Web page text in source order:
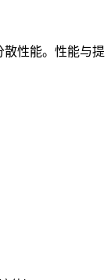
性能。性能与提